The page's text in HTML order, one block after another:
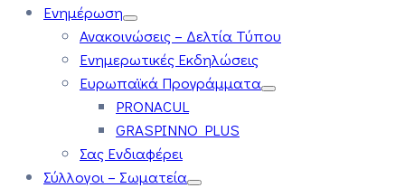
Ενημέρωση
Ανακοινώσεις – Δελτία Τύπου
Ενημερωτικές Εκδηλώσεις
Ευρωπαϊκά Προγράμματα
PRONACUL
GRASPINNO PLUS
Σας Ενδιαφέρει
Σύλλογοι – Σωματεία